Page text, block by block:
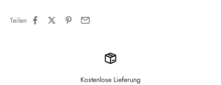
Teilen
Kostenlose Lieferung